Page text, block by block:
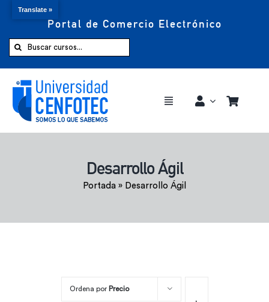
Portal de Comercio Electrónico
Buscar:
Toggle
Comprar ahora
Desarrollo Ágil
Portada » Desarrollo Ágil
Ordena por Precio
Translate »